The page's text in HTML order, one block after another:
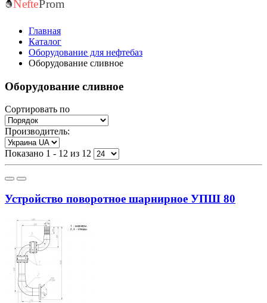
Главная
Каталог
Оборудование для нефтебаз
Оборудование сливное
Оборудование сливное
Сортировать по
Производитель:
Показано 1 - 12 из 12
Устройство поворотное шарнирное УПШ 80